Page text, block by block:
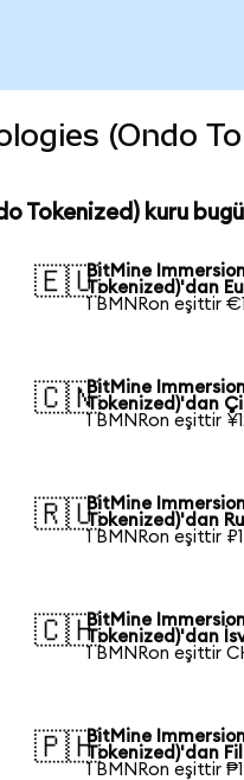
(Ondo
Tokenized) kuru
🇪🇺BitMine
Tokenized)'dan
1 BMNRon eşittir
🇨🇳BitMine
Tokenized)'dan
1 BMNRon eşittir
🇷🇺BitMine
Tokenized)'dan
1 BMNRon eşittir
🇨🇭BitMine
Tokenized)'dan
1 BMNRon eşittir
🇵🇭BitMine
Tokenized)'dan
1 BMNRon eşittir